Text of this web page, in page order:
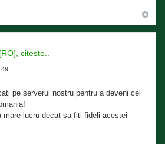
citeste..
pe serverul nostru pentru a deveni cel
mare lucru decat sa fiti fideli acestei